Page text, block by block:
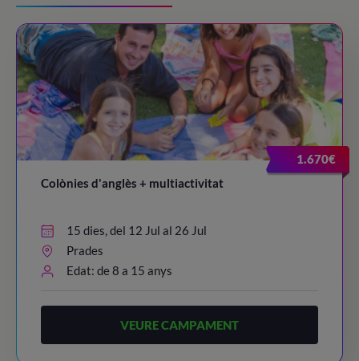
1.670€
Colònies d'anglès + multiactivitat
15 dies, del 12 Jul al 26 Jul
Prades
Edat: de 8 a 15 anys
VEURE CAMPAMENT